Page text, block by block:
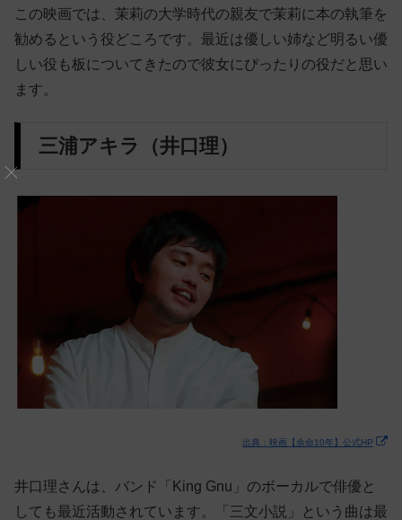
この映画では、茉莉の大学時代の親友で茉莉に本の執筆を
勧めるという役どころです。最近は優しい姉など明るい優
しい役も板についてきたので彼女にぴったりの役だと思い
ます。
三浦アキラ（井口理）
出典：映画【余命10年】公式HP
井口理さんは、バンド「King Gnu」のボーカルで俳優と
しても最近活動されています。「三文小説」という曲は最